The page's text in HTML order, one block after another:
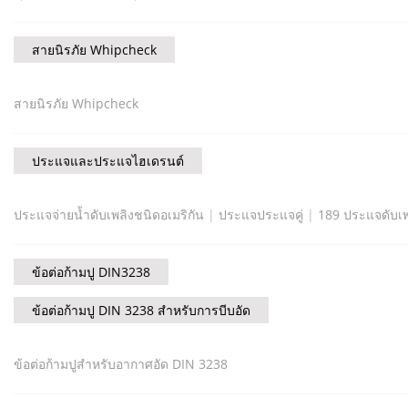
สายนิรภัย Whipcheck
สายนิรภัย Whipcheck
ประแจและประแจไฮเดรนต์
ประแจจ่ายน้ำดับเพลิงชนิดอเมริกัน | ประแจประแจคู่ | 189 ประแจดับ
ข้อต่อก้ามปู DIN3238
ข้อต่อก้ามปู DIN 3238 สำหรับการบีบอัด
ข้อต่อก้ามปูสำหรับอากาศอัด DIN 3238